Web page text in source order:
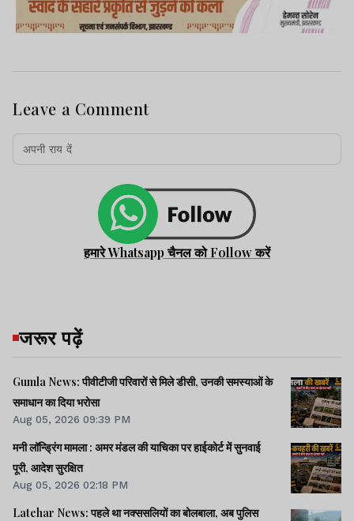
Leave a Comment
हमारे Whatsapp चैनल को Follow करें
जरूर पढ़ें
Gumla News: पीवीटीजी परिवारों से मिले डीसी, उनकी समस्याओं के
समाधान का दिया भरोसा
Aug 05, 2026 09:39 PM
मनी लॉन्ड्रिंग मामला : अमर मंडल की याचिका पर हाईकोर्ट में सुनवाई
पूरी, आदेश सुरक्षित
Aug 05, 2026 02:18 PM
Latehar News: पहले था नक्ससलियों का बोलबाला, अब पुलिस